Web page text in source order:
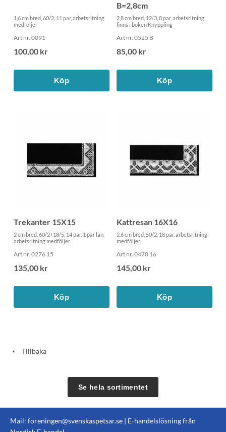
1,6 cm bred, 60/2, 11 par, arbetsritning
medföljer
Art nr. 0091
100,00 kr
Köp
B=2,8cm
2,8 cm bred, 12/3, 8 par, arbetsritning
finns i boken Knyppling
Art nr. 0525 B
85,00 kr
Köp
Trekanter 15X15
2 cm bred, 60/2+18/5, 14 par, 1 par lan,
arbetsritning medföljer
Art nr. 0276 15
135,00 kr
Köp
Kattresan 16X16
2,6 cm bred, 50/2, 18 par, arbetsritning
medföljer
Art nr. 0470 16
145,00 kr
Köp
Tillbaka
Se hela sortimentet
Mail: foreningen@svenskaspetsar.se | E-handelslösning från